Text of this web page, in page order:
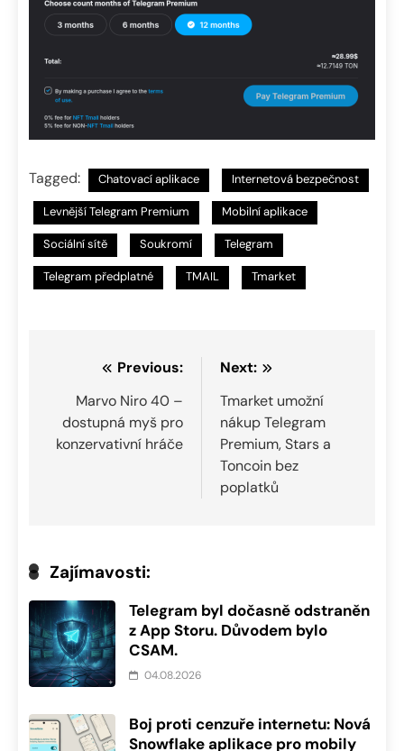
Tagged: Chatovací aplikace Internetová bezpečnost
Levnější Telegram Premium Mobilní aplikace
Sociální sítě Soukromí Telegram
Telegram předplatné TMAIL Tmarket
Navigace
pro
příspěvek
Previous:
Marvo Niro 40 –
dostupná myš pro
konzervativní hráče
Next:
Tmarket umožní
nákup Telegram
Premium, Stars a
Toncoin bez
poplatků
Zajímavosti:
Telegram byl dočasně odstraněn
z App Storu. Důvodem bylo
CSAM.
04.08.2026
Boj proti cenzuře internetu: Nová
Snowflake aplikace pro mobily